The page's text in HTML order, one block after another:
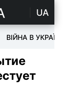
UA
ВІЙНА В УКРАЇНІ